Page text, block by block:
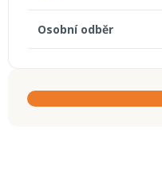
Osobní odběr